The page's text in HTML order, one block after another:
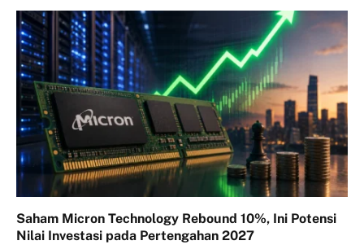
Saham Micron Technology Rebound 10%, Ini Potensi
Nilai Investasi pada Pertengahan 2027